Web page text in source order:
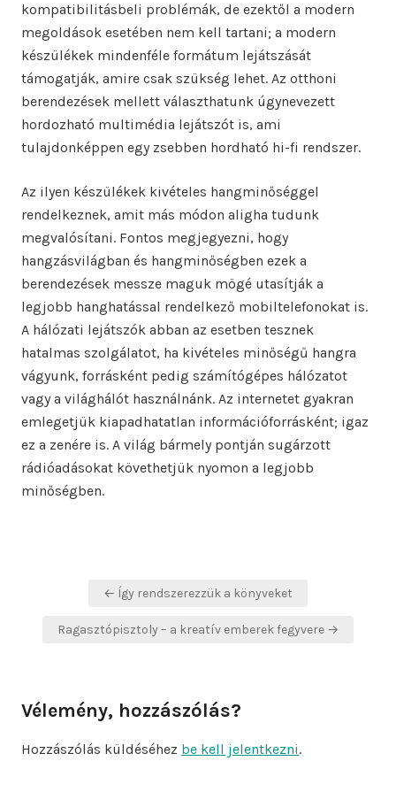
kompatibilitásbeli problémák, de ezektől a modern
megoldások esetében nem kell tartani; a modern
készülékek mindenféle formátum lejátszását
támogatják, amire csak szükség lehet. Az otthoni
berendezések mellett választhatunk úgynevezett
hordozható multimédia lejátszót is, ami
tulajdonképpen egy zsebben hordható hi-fi rendszer.
Az ilyen készülékek kivételes hangminőséggel
rendelkeznek, amit más módon aligha tudunk
megvalósítani. Fontos megjegyezni, hogy
hangzásvilágban és hangminőségben ezek a
berendezések messze maguk mögé utasítják a
legjobb hanghatással rendelkező mobiltelefonokat is.
A hálózati lejátszók abban az esetben tesznek
hatalmas szolgálatot, ha kivételes minőségű hangra
vágyunk, forrásként pedig számítógépes hálózatot
vagy a világhálót használnánk. Az internetet gyakran
emlegetjük kiapadhatatlan információforrásként; igaz
ez a zenére is. A világ bármely pontján sugárzott
rádióadásokat követhetjük nyomon a legjobb
minőségben.
Bejegyzés← Így rendszerezzük a könyveket
Ragasztópisztoly – a kreatív emberek fegyvere →
Vélemény, hozzászólás?
Hozzászólás küldéséhez be kell jelentkezni.